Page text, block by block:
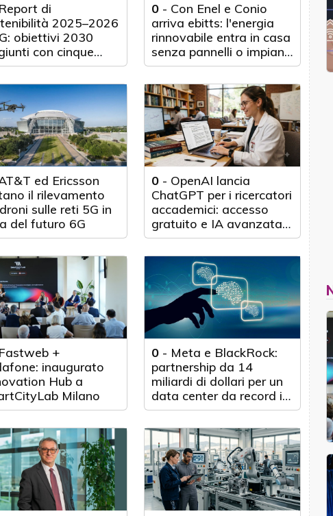
Report di
2025–2026
obiettivi 2030
con cinque
d'anticipo
0 - Con Enel e Conio
arriva ebitts: l'energia
rinnovabile entra in casa
senza pannelli o impianti
fisici
ed Ericsson
il rilevamento
sulle reti 5G in
del futuro 6G
0 - OpenAI lancia
ChatGPT per i ricercatori
accademici: accesso
gratuito e IA avanzata
per 100.000 scienziati
Fastweb +
inaugurato
Hub a
Milano
0 - Meta e BlackRock:
partnership da 14
miliardi di dollari per un
data center da record in
Texas